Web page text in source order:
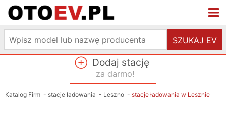
SZUKAJ EV
Dodaj stację
za darmo!
Katalog Firm - stacje ładowania - Leszno - stacje ładowania w Lesznie